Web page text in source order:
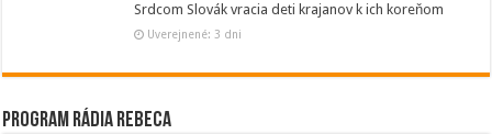
Srdcom Slovák vracia deti krajanov k ich koreňom
Uverejnené: 3 dni
Program Rádia Rebeca